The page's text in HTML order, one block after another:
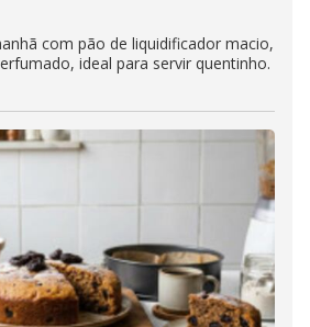
com pão de liquidificador macio,
ideal para servir quentinho.